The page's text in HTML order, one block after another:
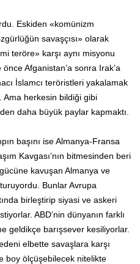
Eskiden «komünizm
savaşçısı» olarak
teröre» karşı aynı misyonu
Afganistan’a sonra Irak’a
İslamcı teröristleri yakalamak
Ama herkesin bildiği gibi
daha büyük paylar kapmaktı.
başını ise Almanya-Fransa
Kavgası’nın bitmesinden beri
kavuşan Almanya ve
Bunlar Avrupa
birleştirip siyasi ve askeri
ABD’nin dünyanın farklı
geldikçe barışsever kesiliyorlar.
elbette savaşlara karşı
boy ölçüşebilecek nitelikte